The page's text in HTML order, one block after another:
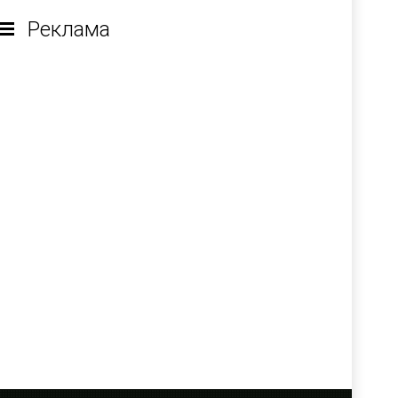
Реклама